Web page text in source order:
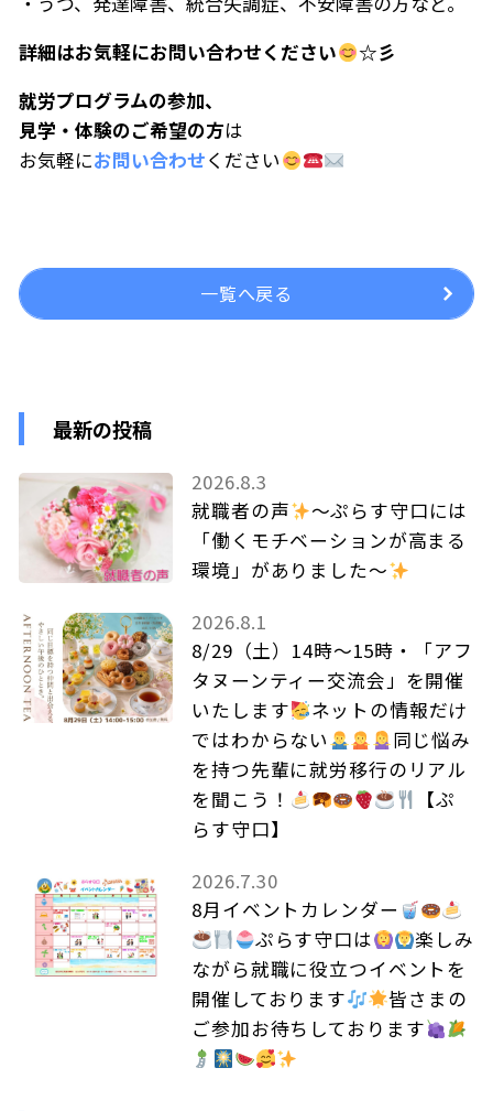
詳細はお気軽にお問い合わせください
☆彡
就労プログラムの参加、
見学・体験のご希望の方は
お気軽にお問い合わせください
一覧へ戻る
最新の投稿
2026.8.3
就職者の声
～ぷらす守口には
「働くモチベーションが高まる
環境」がありました～
2026.8.1
8/29（土）14時～15時・「アフ
タヌーンティー交流会」を開催
いたします
ネットの情報だけ
ではわからない
同じ悩み
を持つ先輩に就労移行のリアル
を聞こう！
【ぷ
らす守口】
2026.7.30
8月イベントカレンダー
ぷらす守口は
楽しみ
ながら就職に役立つイベントを
開催しております
皆さまの
ご参加お待ちしております